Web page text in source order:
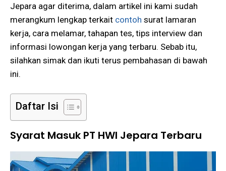
Jepara agar diterima, dalam artikel ini kami sudah
merangkum lengkap terkait contoh surat lamaran
kerja, cara melamar, tahapan tes, tips interview dan
informasi lowongan kerja yang terbaru. Sebab itu,
silahkan simak dan ikuti terus pembahasan di bawah
ini.
Daftar Isi
Syarat Masuk PT HWI Jepara Terbaru